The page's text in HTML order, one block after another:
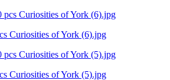
Curiosities of York (6).jpg
Curiosities of York (5).jpg